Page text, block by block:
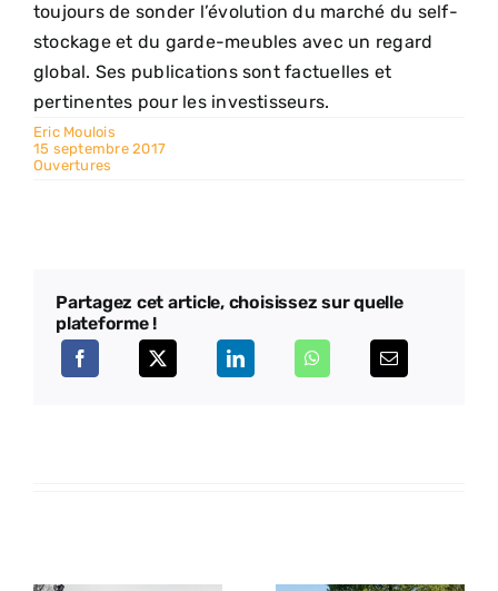
toujours de sonder l’évolution du marché du self-
stockage et du garde-meubles avec un regard
global. Ses publications sont factuelles et
pertinentes pour les investisseurs.
Eric Moulois
15 septembre 2017
Ouvertures
Partagez cet article, choisissez sur quelle
plateforme !